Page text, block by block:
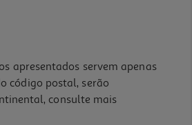
apresentados servem apenas
código postal, serão
consulte mais